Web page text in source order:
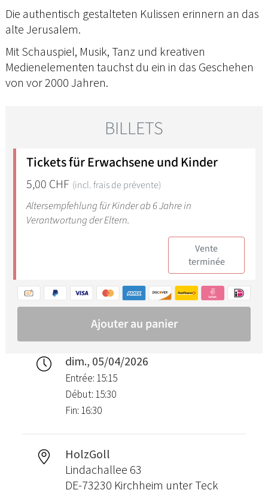
Die authentisch gestalteten Kulissen erinnern an das
alte Jerusalem.
Mit Schauspiel, Musik, Tanz und kreativen
Medienelementen tauchst du ein in das Geschehen
von vor 2000 Jahren.
dim., 05/04/2026
Entrée: 15:15
Début: 15:30
Fin: 16:30
HolzGoll
Lindachallee 63
DE-73230 Kirchheim unter Teck